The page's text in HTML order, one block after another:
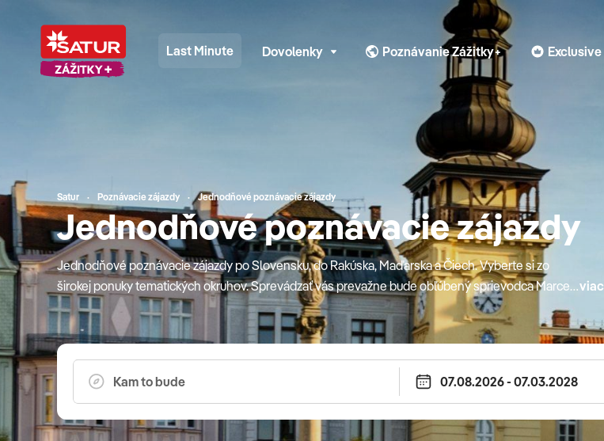
Last Minute Dovolenky Poznávanie Zážitky+ Exclusive
Satur Poznávacie zájazdy Jednodňové poznávacie zájazdy
Jednodňové poznávacie zájazdy
Jednodňové poznávacie zájazdy po Slovensku, do Rakúska, Maďarska a Čiech. Vyberte si zo
širokej ponuky tematických okruhov. Sprevádzať vás prevažne bude obľúbený sprievodca Marcel
Šmátrala. Na rodinných poznávacích zájazdoch sa o zábavu detí postará animátor na palube.
viac